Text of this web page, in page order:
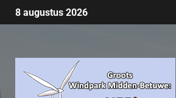
8 augustus 2026